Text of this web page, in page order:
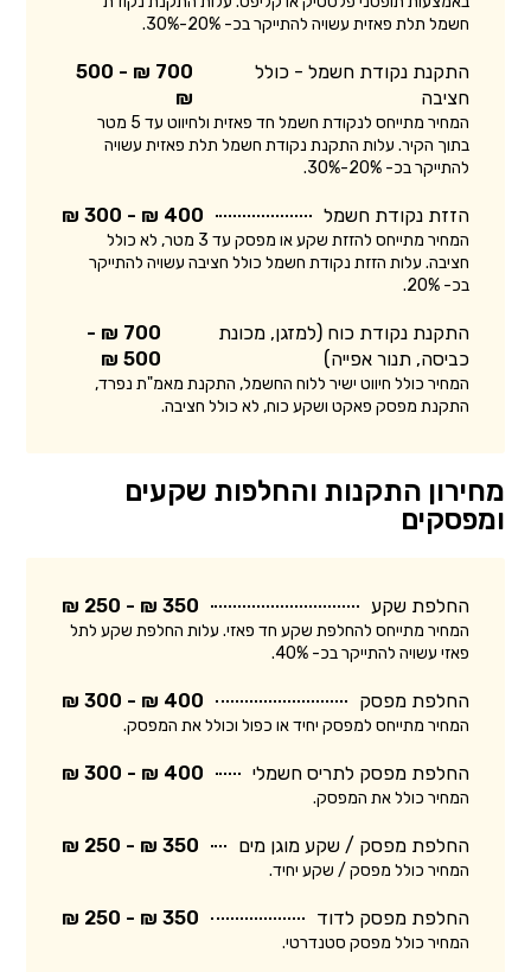
חשמל תלת פאזית עשויה להתייקר בכ- 20%-30%.
התקנת נקודת חשמל - כולל
חציבה
700 ₪ - 500
₪
המחיר מתייחס לנקודת חשמל חד פאזית ולחיווט עד 5 מטר
בתוך הקיר. עלות התקנת נקודת חשמל תלת פאזית עשויה
להתייקר בכ- 20%-30%.
הזזת נקודת חשמל 400 ₪ - 300 ₪
המחיר מתייחס להזזת שקע או מפסק עד 3 מטר, לא כולל
חציבה. עלות הזזת נקודת חשמל כולל חציבה עשויה להתייקר
בכ- 20%.
התקנת נקודת כוח (למזגן, מכונת
כביסה, תנור אפייה)
700 ₪ -
500 ₪
המחיר כולל חיווט ישיר ללוח החשמל, התקנת מאמ"ת נפרד,
התקנת מפסק פאקט ושקע כוח, לא כולל חציבה.
מחירון התקנות והחלפות שקעים
ומפסקים
החלפת שקע 350 ₪ - 250 ₪
המחיר מתייחס להחלפת שקע חד פאזי. עלות החלפת שקע לתל
פאזי עשויה להתייקר בכ- 40%.
החלפת מפסק 400 ₪ - 300 ₪
המחיר מתייחס למפסק יחיד או כפול וכולל את המפסק.
החלפת מפסק לתריס חשמלי 400 ₪ - 300 ₪
המחיר כולל את המפסק.
החלפת מפסק / שקע מוגן מים 350 ₪ - 250 ₪
המחיר כולל מפסק / שקע יחיד.
החלפת מפסק לדוד 350 ₪ - 250 ₪
המחיר כולל מפסק סטנדרטי.